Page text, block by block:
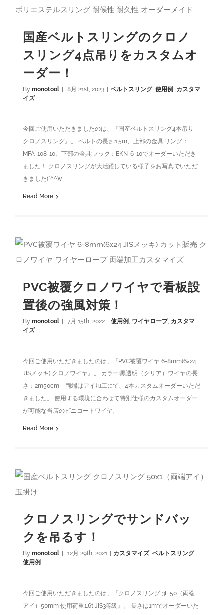
国産ベルトスリングのクロノ
スリング4点吊りをカスタムオ
ーダー！
By monotool 8月 21st, 2023 ベルトスリング, 使用例, カスタマ
イズ
今回ご使用いただきましたのは、『国産ベルトスリング4本吊り
クロノスリング』。 ベルトの長さ:1.5m、上部の金具:リング：
MFA-108-10、下部の金具:フック：EKN-6-10でオーダーいただき
ました！ クロノスリングが大活躍している様子をお写真でいただ
きました(*^^)v
Read More
PVC被覆クロノワイヤで看板設
置後の強風対策！
By monotool 7月 15th, 2022 使用例, ワイヤロープ, カスタマ
イズ
今回ご使用いただきましたのは、『PVC被覆ワイヤ 6-8mm(6×24
JISメッキ) クロノワイヤ』。 カラー:黒透明（クリア）ワイヤの長
さ：2m50cm 両端はアイ加工にて、4本カスタムオーダーいただ
きました。 使用する環境に合わせて特別仕様のカスタムオーダー
が可能な当店のビニコートワイヤ。
Read More
クロノスリングでサンドバッ
クを吊るす！
By monotool 12月 29th, 2021 カスタマイズ, ベルトスリング,
使用例
今回ご使用いただきましたのは、『クロノスリング 3E 50（両端
アイ）50mm 使用荷重1.6t JIS3等級』。 長さは1mでオーダーいた